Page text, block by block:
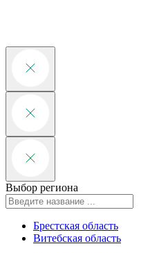
Выбор региона
Брестская область
Витебская область